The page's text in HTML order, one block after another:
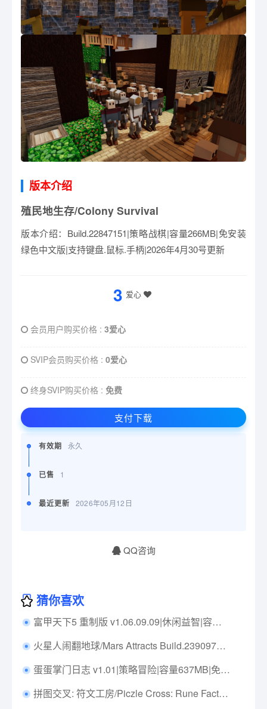
版本介绍
殖民地生存/Colony Survival
版本介绍：Build.22847151|策略战棋|容量266MB|免安装
绿色中文版|支持键盘.鼠标.手柄|2026年4月30号更新
3 爱心
会员用户购买价格 : 3爱心
SVIP会员购买价格 : 0爱心
终身SVIP购买价格 : 免费
支付下载
有效期 永久
已售 1
最近更新 2026年05月12日
QQ咨询
猜你喜欢
富甲天下5 重制版 v1.06.09.09|休闲益智|容量2.6GB|免安装绿色中文版|支持键盘.鼠标
火星人闹翻地球/Mars Attracts Build.23909708|休闲益智|容量3.4GB|免安装绿色中文版|支持键盘.鼠标
蛋蛋掌门日志 v1.01|策略冒险|容量637MB|免安装绿色中文版|支持键盘.鼠标
拼图交叉: 符文工房/Piczle Cross: Rune Factory Build.17471359|休闲益智|容量1.5GB|免安装绿色中文版|支持键盘.鼠标.手柄